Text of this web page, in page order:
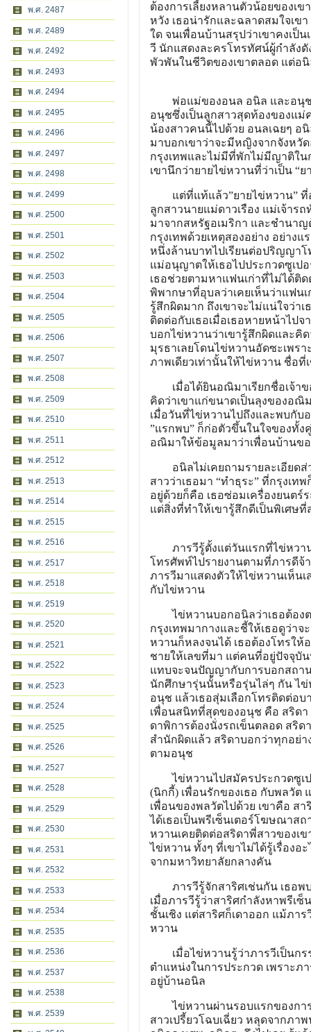
พ.ศ. 2487
พ.ศ. 2489
พ.ศ. 2492
พ.ศ. 2493
พ.ศ. 2494
พ.ศ. 2495
พ.ศ. 2496
พ.ศ. 2497
พ.ศ. 2498
พ.ศ. 2499
พ.ศ. 2500
พ.ศ. 2501
พ.ศ. 2502
พ.ศ. 2503
พ.ศ. 2504
พ.ศ. 2505
พ.ศ. 2506
พ.ศ. 2507
พ.ศ. 2508
พ.ศ. 2509
พ.ศ. 2510
พ.ศ. 2511
พ.ศ. 2512
พ.ศ. 2513
พ.ศ. 2514
พ.ศ. 2515
พ.ศ. 2516
พ.ศ. 2517
พ.ศ. 2518
พ.ศ. 2519
พ.ศ. 2520
พ.ศ. 2521
พ.ศ. 2522
พ.ศ. 2523
พ.ศ. 2524
พ.ศ. 2525
พ.ศ. 2526
พ.ศ. 2527
พ.ศ. 2528
พ.ศ. 2529
พ.ศ. 2530
พ.ศ. 2531
พ.ศ. 2532
พ.ศ. 2533
พ.ศ. 2534
พ.ศ. 2535
พ.ศ. 2536
พ.ศ. 2537
พ.ศ. 2538
พ.ศ. 2539
ต้องการเลี้ยงหลานตัวน้อยของเ
หวัง เธอน่ารักและฉลาดสมใจเข
ใด จนเพื่อนบ้านสรุปว่าเขาคงเป็
วี นักแสดงละครโทรทัศน์ผู้กำลังดั
พัวพันในชีวิตของเขาตลอด
พ่อแม่ของอนล อนิล และอนุช
อนุชซึ่งเป็นลูกสาวสุดท้องของแม่
น้องสาวคนนี้ไปด้วย อนลเฉยๆ อ
มาบอกเขาว่าจะมีหญิงจากจังหวั
กรุงเทพและไม่มีที่พักไม่มีญาติใน
เขานึกว่ายายไข่หวานที่ว่
แต่ที่แท้แล้ว”ยายไข่หวาน” ที่อ
ลูกสาวนายแม่ดาวเรือง แม่เจ้าร
มาจากสหรัฐอเมริกา และชำนาญ
กรุงเทพด้วยเหตุสองอย่าง อย่างแ
หนึ่งล้านบาทไปเรียนต่อปริญญาโ
แม่อนุญาตให้เธอไปประกวดซูเป
เธอช่วยตามหาแฟนเก่าที่ไม่ได้ติด
พิพากษาที่อุบลว่าเคยเห็นว่าแฟน
รู้สึกผิดมาก ถึงเขาจะไม่แน่ใจว่า
ติดต่อกับเธอเมื่อเธอหายหน้าไป
บอกไข่หวานว่าเขารู้สึกผิดและคิ
มุรธาเลยโดนไข่หวานอัดซะเพร
ภาพเดียวเท่านั้นให้ไข่หว
เมื่อได้ยินอณิมาเรียกชื่อเจ้าขอ
คิดว่าเขาแก่ขนาดเป็นลุงของอณิ
เมื่อวันที่ไข่หวานไปถึงและพบกับ
”แรกพบ” ก็ก่อตัวขึ้นในใจของทั้ง
อณิมาให้ข้อมูลมาว่าเพื่อน
อนิลไม่เคยถามรายละเอียดส่ว
สาวว่าเธอมา “ทำธุระ” ที่กรุงเ
อยู่ด้วยก็คือ เธอซ่อมเครื่องยนต
แต่สิ่งที่ทำให้เขารู้สึกดีเป็นพิเศ
ภารวีรู้ตั้งแต่วันแรกที่ไข่หวาน
โทรศัพท์ไปรายงานตามที่ภารดีจ้
ภารวีมาแสดงตัวให้ไข่หวานเห็น
กับไข่หวาน
ไข่หวานบอกอนิลว่าเธอต้องต
กรุงเทพมากางและชี้ให้เธอดูว่า
หวานก็หลงจนได้ เธอต้องโทรใ
ชายให้เลขที่มา แต่คนที่อยู่ปัจจุบั
แทบจะจนปัญญากับการบอกสถา
นักศึกษารุ่นนั้นหรือรุ่นไล่ๆ กัน ไข่
อนุช แล้วเธอสุ่มเลือกโทรติดต่อบ
เพื่อนสนิทที่สุดของอนุช คือ สริดา
ดาพิการต้องนั่งรถเข็นตลอด สริ
สำนักผิดแล้ว สริดาบอกว่าทุกอย่
ตามอนุช
ไข่หวานไปสมัครประกวดซูเป
(นิกกี้) เพื่อนรักของเธอ กับพลวัต
เพื่อนของพลวัตไปด้วย เขาคือ ส
ได้เธอเป็นพรีเซ็นเตอร์โฆษณาส
หวานเคยติดต่อสริดาพี่สาวของเข
ไข่หวาน ทั้งๆ ที่เขาไม่ได้รู้เรื่องอ
จากมหาวิทยาลัยก
ภารวีรู้จักสาริศเช่นกัน เธอพบ
เมื่อภารวีรู้ว่าสาริศกำลังหาพรีเ
ชั้นเชิง แต่สาริศก็เดาออก แม้ภาร
หวาน
เมื่อไข่หวานรู้ว่าภารวีเป็นกรร
ตำแหน่งในการประกวด เพราะภ
อยู่บ้านอนิล
ไข่หวานผ่านรอบแรกของการ
สาวเปรี้ยวโฉบเฉี่ยว หลุดจากภา